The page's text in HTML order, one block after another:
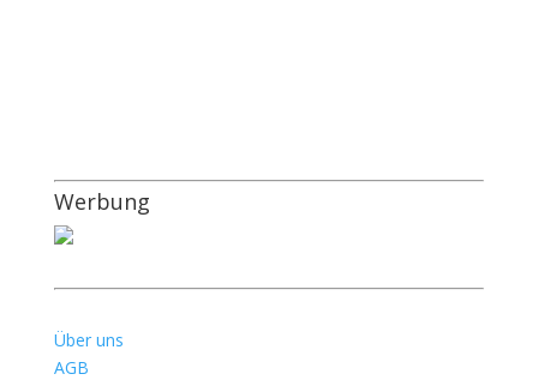
Werbung
Über uns
AGB